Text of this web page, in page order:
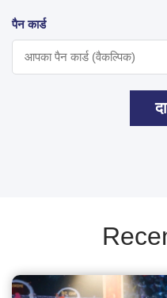
पैन कार्ड